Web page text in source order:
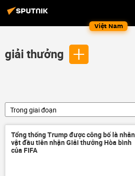
Việt Nam
giải thưởng
Trong giai đoạn
Tổng thống Trump được công bố là nhân
vật đầu tiên nhận Giải thưởng Hòa bình
của FIFA